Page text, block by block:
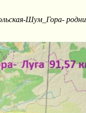
Шум_Гора-